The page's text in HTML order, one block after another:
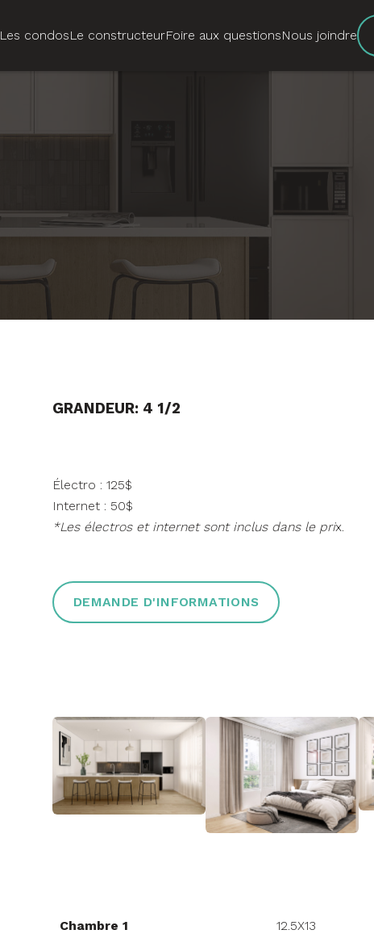
Les condosLe constructeurFoire aux questionsNous joindre
GRANDEUR: 4 1/2
Électro : 125$
Internet : 50$
*Les électros et internet sont inclus dans le prix.
DEMANDE D'INFORMATIONS
Chambre 1 12.5X13